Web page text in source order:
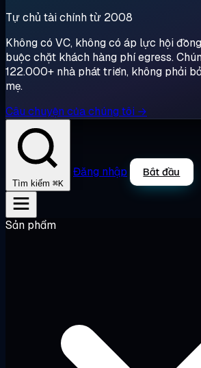
Tự chủ tài chính từ 2008
Không có VC, không có áp lực hội
buộc chặt khách hàng phí egress.
122.000+ nhà phát triển, không phải
mẹ.
Câu chuyện của chúng tôi →
Tìm kiếm ⌘K
Đăng nhập Bắt đầu
Sản phẩm